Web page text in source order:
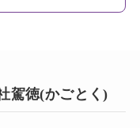
駕徳(かごとく)